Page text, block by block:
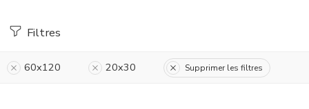
Filtres
60x120 20x30 Supprimer les filtres